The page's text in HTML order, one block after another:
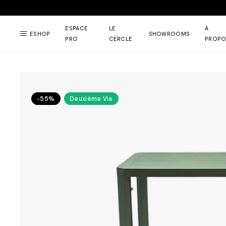
ESHOP
ESPACE
PRO
LE
CERCLE
SHOWROOMS
À
-55% Deuxième Vie